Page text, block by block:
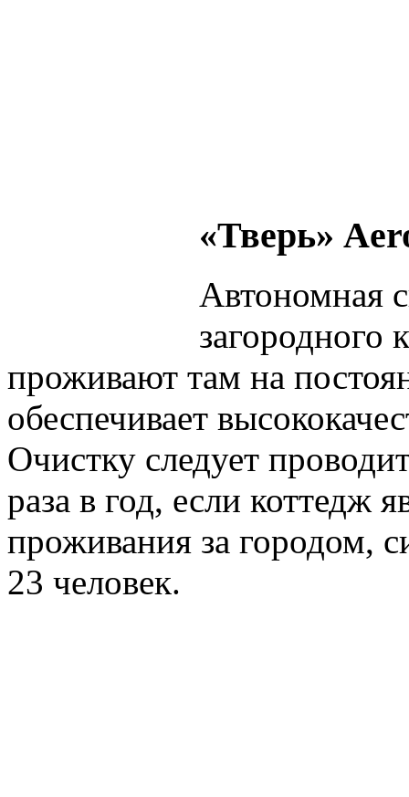
«Тверь»
Автономная
загородного
проживают там на
обеспечивает
Очистку следует
раза в год, если коттедж
проживания за городом,
23 человек.